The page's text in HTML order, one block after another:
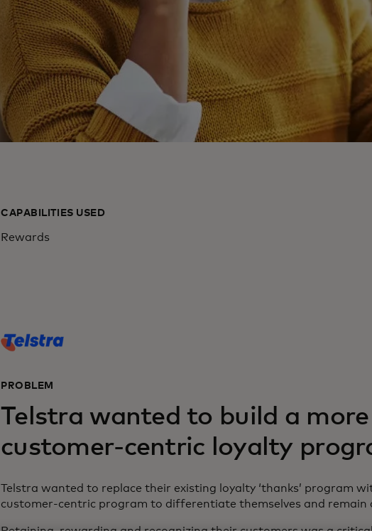
CAPABILITIES USED
Rewards
PROBLEM
Telstra wanted to build a more
customer-centric loyalty
Telstra wanted to replace their existing loyalty ‘thanks’ program
customer-centric program to differentiate themselves and remain